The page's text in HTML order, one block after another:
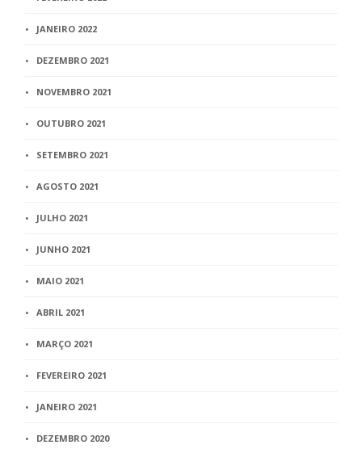
JANEIRO 2022
DEZEMBRO 2021
NOVEMBRO 2021
OUTUBRO 2021
SETEMBRO 2021
AGOSTO 2021
JULHO 2021
JUNHO 2021
MAIO 2021
ABRIL 2021
MARÇO 2021
FEVEREIRO 2021
JANEIRO 2021
DEZEMBRO 2020